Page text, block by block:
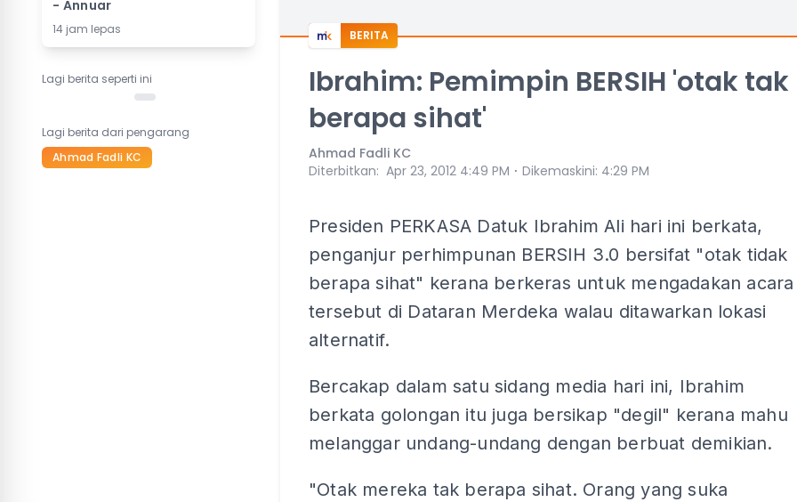
- Annuar
14 jam lepas
Lagi berita seperti ini
Lagi berita dari pengarang
Ahmad Fadli KC
BERITA
Ibrahim: Pemimpin BERSIH 'otak tak
berapa sihat'
Ahmad Fadli KC
Diterbitkan: Apr 23, 2012 4:49 PM ⋅ Dikemaskini: 4:29 PM
Presiden PERKASA Datuk Ibrahim Ali hari ini berkata,
penganjur perhimpunan BERSIH 3.0 bersifat "otak tidak
berapa sihat" kerana berkeras untuk mengadakan acara
tersebut di Dataran Merdeka walau ditawarkan lokasi
alternatif.
Bercakap dalam satu sidang media hari ini, Ibrahim
berkata golongan itu juga bersikap "degil" kerana mahu
melanggar undang-undang dengan berbuat demikian.
"Otak mereka tak berapa sihat. Orang yang suka